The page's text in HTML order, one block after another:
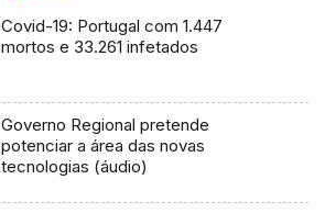
Covid-19: Portugal com 1.447
mortos e 33.261 infetados
Governo Regional pretende
potenciar a área das novas
tecnologias (áudio)